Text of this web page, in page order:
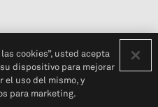
cookies”, usted acepta
dispositivo para mejorar
el uso del mismo, y
para marketing.